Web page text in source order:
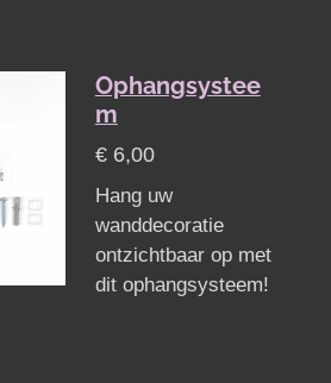
Ophangsystee
m
€ 6,00
Hang uw
wanddecoratie
ontzichtbaar op met
dit ophangsysteem!